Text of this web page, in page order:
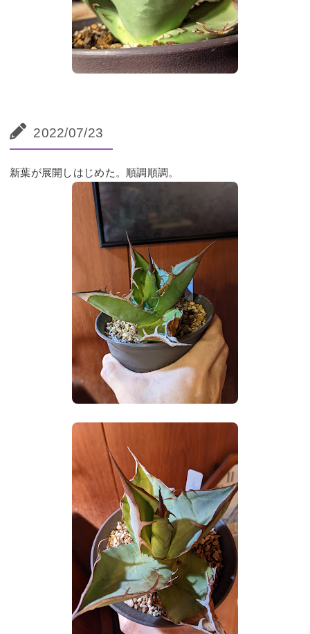
2022/07/23
新葉が展開しはじめた。順調順調。